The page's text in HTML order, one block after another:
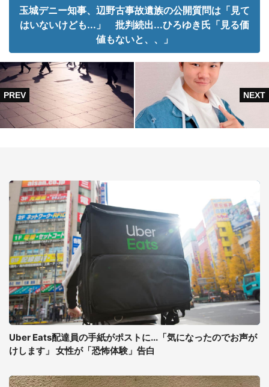
玉城デニー知事、辺野古事故遺族の公開質問は「見て
はいないけども...」 批判続出...ひろゆき氏「見る価
値もないと、、」
Uber Eats配達員の手紙がポストに...「気になったのでお声が
けします」 女性が「恐怖体験」告白